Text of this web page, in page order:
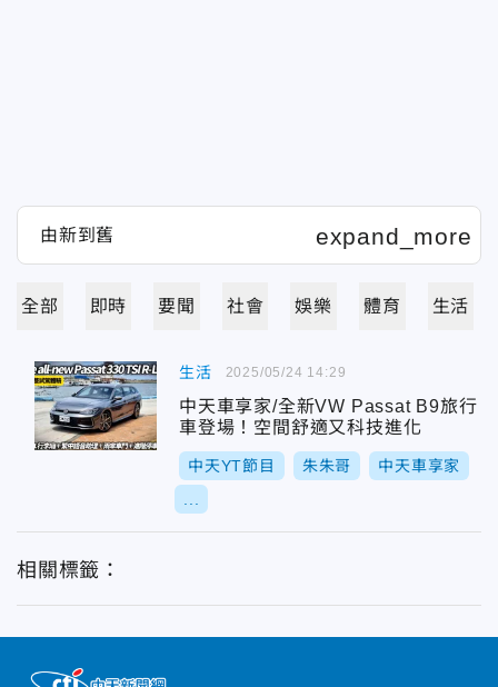
全部 即時 要聞 社會 娛樂 體育 生活
生活
中天車享家/全新VW Passat B9旅行
車登場！空間舒適又科技進化
中天YT節目 朱朱哥 中天車享家
2025/05/24 14:29
相關標籤：